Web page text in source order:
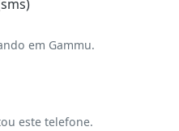
em Gammu.
este telefone.